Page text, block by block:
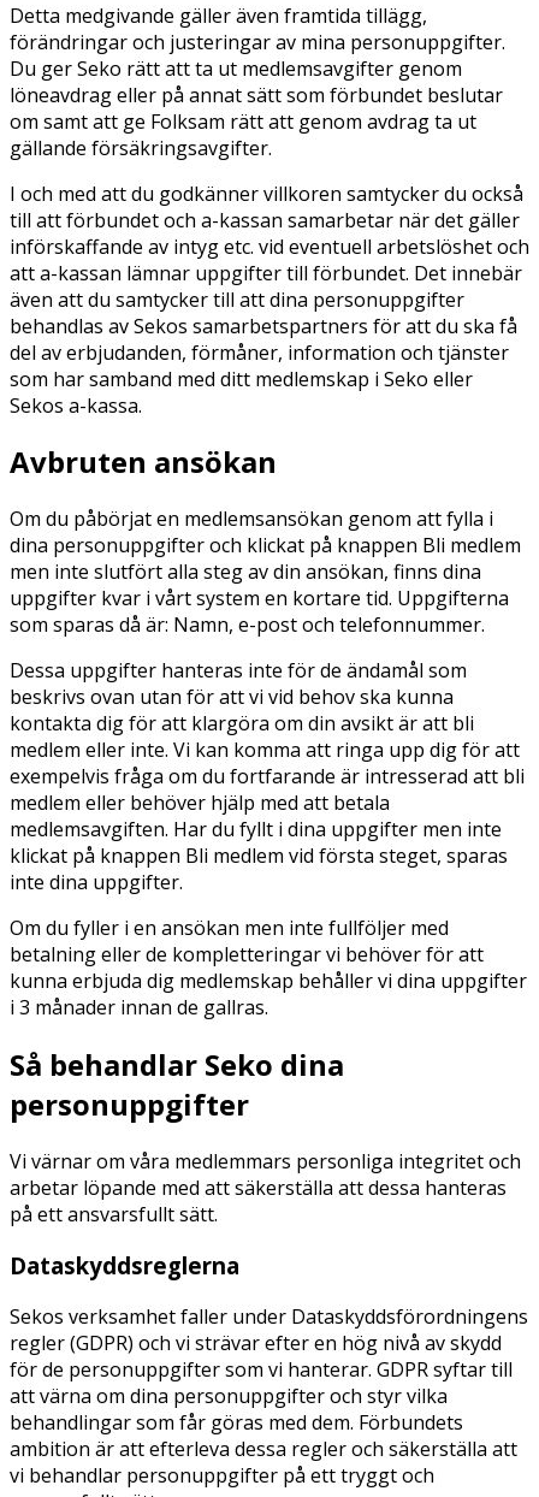
Detta medgivande gäller även framtida tillägg,
förändringar och justeringar av mina personuppgifter.
Du ger Seko rätt att ta ut medlemsavgifter genom
löneavdrag eller på annat sätt som förbundet beslutar
om samt att ge Folksam rätt att genom avdrag ta ut
gällande försäkringsavgifter.
I och med att du godkänner villkoren samtycker du också
till att förbundet och a-kassan samarbetar när det gäller
införskaffande av intyg etc. vid eventuell arbetslöshet och
att a-kassan lämnar uppgifter till förbundet. Det innebär
även att du samtycker till att dina personuppgifter
behandlas av Sekos samarbetspartners för att du ska få
del av erbjudanden, förmåner, information och tjänster
som har samband med ditt medlemskap i Seko eller
Sekos a-kassa.
Avbruten ansökan
Om du påbörjat en medlemsansökan genom att fylla i
dina personuppgifter och klickat på knappen Bli medlem
men inte slutfört alla steg av din ansökan, finns dina
uppgifter kvar i vårt system en kortare tid. Uppgifterna
som sparas då är: Namn, e-post och telefonnummer.
Dessa uppgifter hanteras inte för de ändamål som
beskrivs ovan utan för att vi vid behov ska kunna
kontakta dig för att klargöra om din avsikt är att bli
medlem eller inte. Vi kan komma att ringa upp dig för att
exempelvis fråga om du fortfarande är intresserad att bli
medlem eller behöver hjälp med att betala
medlemsavgiften. Har du fyllt i dina uppgifter men inte
klickat på knappen Bli medlem vid första steget, sparas
inte dina uppgifter.
Om du fyller i en ansökan men inte fullföljer med
betalning eller de kompletteringar vi behöver för att
kunna erbjuda dig medlemskap behåller vi dina uppgifter
i 3 månader innan de gallras.
Så behandlar Seko dina
personuppgifter
Vi värnar om våra medlemmars personliga integritet och
arbetar löpande med att säkerställa att dessa hanteras
på ett ansvarsfullt sätt.
Dataskyddsreglerna
Sekos verksamhet faller under Dataskyddsförordningens
regler (GDPR) och vi strävar efter en hög nivå av skydd
för de personuppgifter som vi hanterar. GDPR syftar till
att värna om dina personuppgifter och styr vilka
behandlingar som får göras med dem. Förbundets
ambition är att efterleva dessa regler och säkerställa att
vi behandlar personuppgifter på ett tryggt och